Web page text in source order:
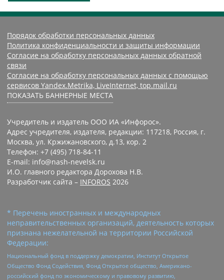
Порядок обработки персональных данных
Политика конфиденциальности и защиты информации
Согласие на обработку персональных данных обратной
связи
Согласие на обработку персональных данных с помощью
сервисов Yandex.Metrika, LiveInternet, top.mail.ru
ПОКАЗАТЬ БАННЕРНЫЕ МЕСТА
Учредитель и издатель ООО ИА «Инфорос».
Адрес учредителя, издателя, редакции: 117218, Россия, г.
Москва, ул. Кржижановского, д.13, кор. 2
Телефон: +7 (495) 718-84-11
E-mail: info@nash-nevelsk.ru
И.О. главного редактора Дорохова Н.В.
Разработчик сайта – INFOROS 2026
* Перечень иностранных и международных
неправительственных организаций, деятельность которых
признана нежелательной на территории Российской
Федерации:
Национальный фонд в поддержку демократии, Институт Открытое
Общество Фонд Содействия, Фонд Открытое общество, Американо-
российский фонд по экономическому и правовому развитию,